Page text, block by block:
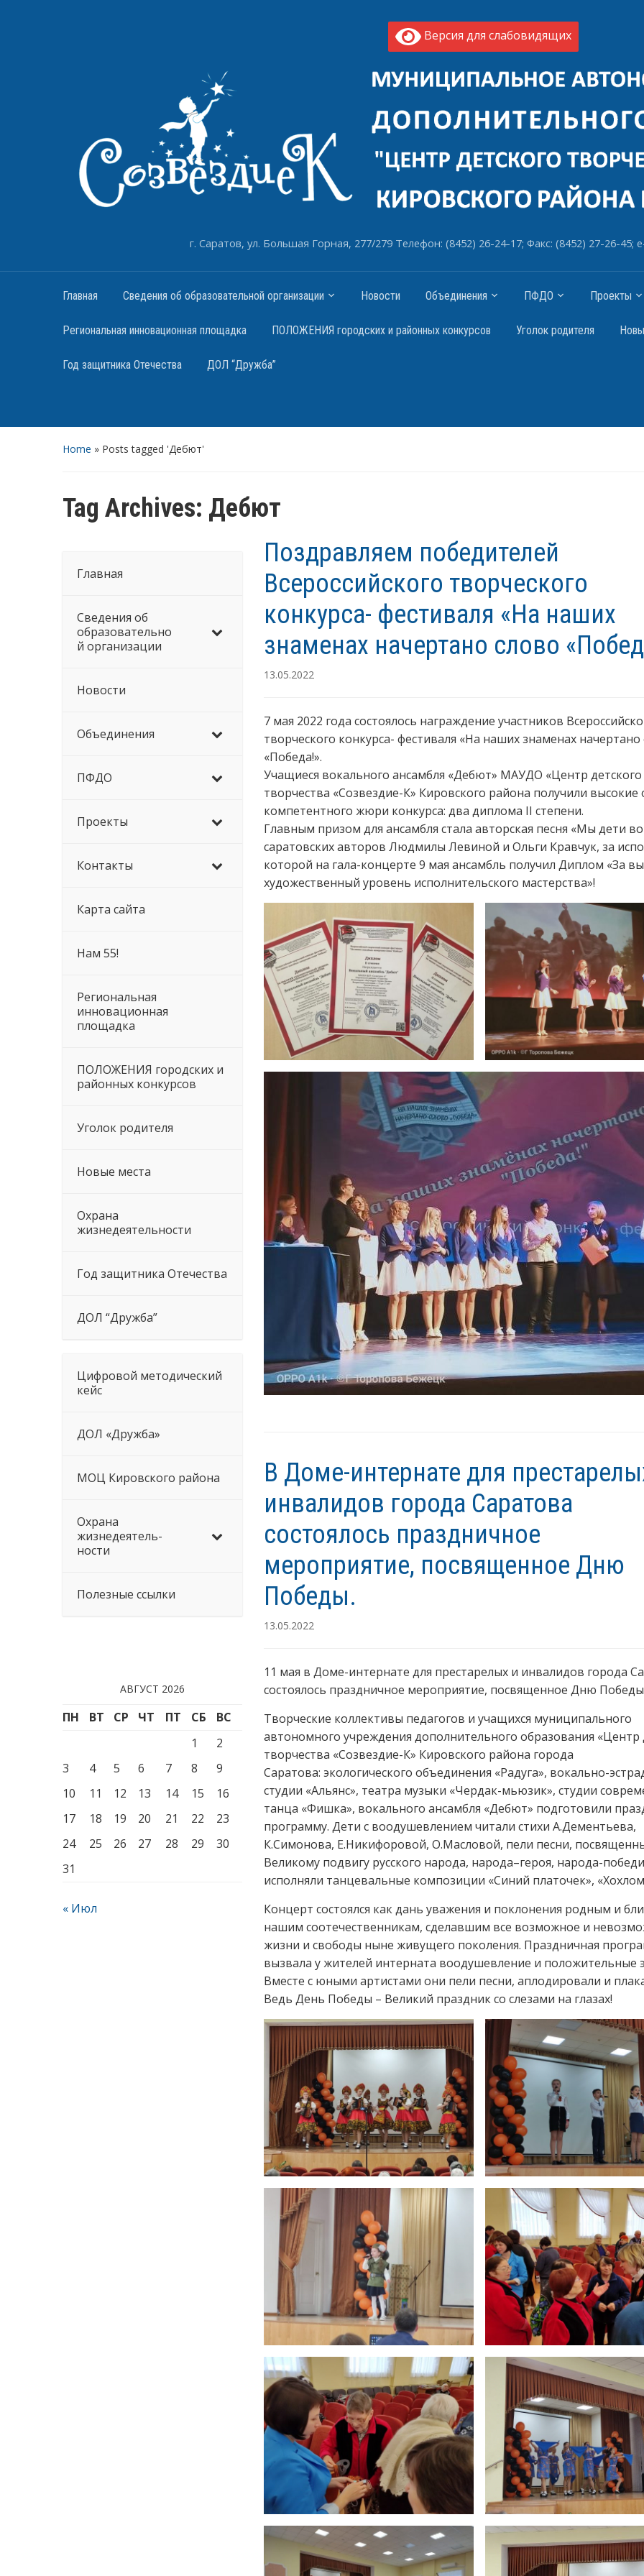
Версия для слабовидящих
г. Саратов, ул. Большая Горная, 277/279 Телефон: (8452) 26-24-17; Факс: (8452) 27-26-45;
Главная Сведения об образовательной организации Новости Объединения ПФДО Проекты
Региональная инновационная площадка ПОЛОЖЕНИЯ городских и районных конкурсов Уголок родителя
Год защитника Отечества ДОЛ “Дружба”
Home » Posts tagged 'Дебют'
Tag Archives: Дебют
Главная
Сведения об
образовательно
й организации
Новости
Объединения
ПФДО
Проекты
Контакты
Карта сайта
Нам 55!
Региональная
инновационная
площадка
ПОЛОЖЕНИЯ городских и
районных конкурсов
Уголок родителя
Новые места
Охрана
жизнедеятельности
Год защитника Отечества
ДОЛ “Дружба”
Цифровой методический
кейс
ДОЛ «Дружба»
МОЦ Кировского района
Охрана
жизнедеятель-
ности
Полезные ссылки
АВГУСТ 2026
ПН ВТ СР ЧТ ПТ СБ
ВС
1
2
3
4 5 6 7 8
9
10
11 12 13 14 15
16
17
18 19 20 21 22
23
24
25 26 27 28 29
30
31
« Июл
Поздравляем победителей
Всероссийского творческого
конкурса- фестиваля «На наших
знаменах начертано слово
13.05.2022
7 мая 2022 года состоялось награждение участников
творческого конкурса- фестиваля «На наших знаменах начертано
«Победа!».
Учащиеся вокального ансамбля «Дебют» МАУДО «Центр детского
творчества «Созвездие-К» Кировского района получили высокие
компетентного жюри конкурса: два диплома II степени.
Главным призом для ансамбля стала авторская песня «Мы дети
саратовских авторов Людмилы Левиной и Ольги Кравчук, за
которой на гала-концерте 9 мая ансамбль получил Диплом «За
художественный уровень исполнительского мастерства»!
В Доме-интернате для
инвалидов города Саратова
состоялось праздничное
мероприятие, посвященное Дню
Победы.
13.05.2022
11 мая в Доме-интернате для престарелых и инвалидов города
состоялось праздничное мероприятие, посвященное Дню
Творческие коллективы педагогов и учащихся муниципального
автономного учреждения дополнительного образования «Центр
творчества «Созвездие-К» Кировского района города
Саратова: экологического объединения «Радуга», вокально-
студии «Альянс», театра музыки «Чердак-мьюзик», студии
танца «Фишка», вокального ансамбля «Дебют» подготовили
программу. Дети с воодушевлением читали стихи А.Дементьева,
К.Симонова, Е.Никифоровой, О.Масловой, пели песни,
Великому подвигу русского народа, народа–героя, народа-
исполняли танцевальные композиции «Синий платочек»,
Концерт состоялся как дань уважения и поклонения родным и
нашим соотечественникам, сделавшим все возможное и
жизни и свободы ныне живущего поколения. Праздничная
вызвала у жителей интерната воодушевление и положительные
Вместе с юными артистами они пели песни, аплодировали и
Ведь День Победы – Великий праздник со слезами на глазах!